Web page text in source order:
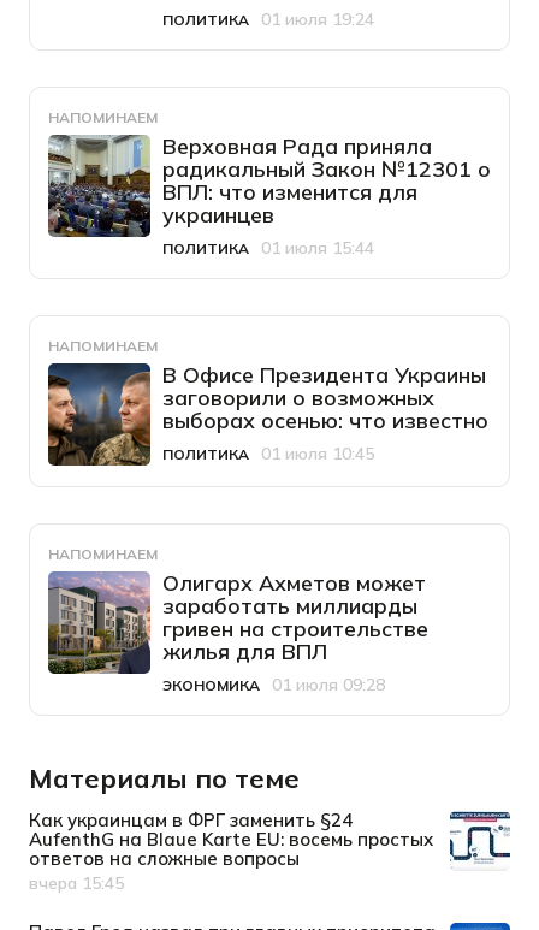
Категория
ПОЛИТИКА
Дата публикации
01 июля 19:24
НАПОМИНАЕМ
Верховная Рада приняла
радикальный Закон №12301 о
ВПЛ: что изменится для
украинцев
Категория
ПОЛИТИКА
Дата публикации
01 июля 15:44
НАПОМИНАЕМ
В Офисе Президента Украины
заговорили о возможных
выборах осенью: что известно
Категория
ПОЛИТИКА
Дата публикации
01 июля 10:45
НАПОМИНАЕМ
Олигарх Ахметов может
заработать миллиарды
гривен на строительстве
жилья для ВПЛ
Категория
ЭКОНОМИКА
Дата публикации
01 июля 09:28
Материалы по теме
Как украинцам в ФРГ заменить §24
AufenthG на Blaue Karte EU: восемь простых
ответов на сложные вопросы
Дата публикации
вчера 15:45